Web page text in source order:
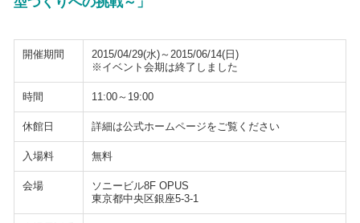
開催期間
2015/04/29(水)～2015/06/14(日)
※イベント会期は終了しました
時間 11:00～19:00
休館日 詳細は公式ホームページをご覧ください
入場料 無料
会場
ソニービル8F OPUS
東京都中央区銀座5-3-1